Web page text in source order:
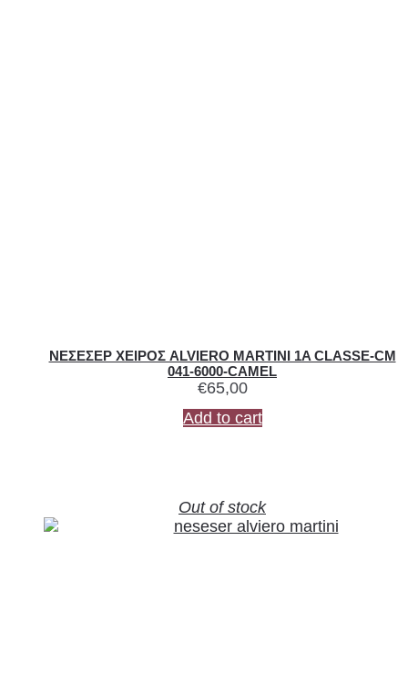
ΝΕΣΕΣΕΡ ΧΕΙΡΟΣ ALVIERO MARTINI 1A CLASSE-CM
041-6000-CAMEL
€65,00
Add to cart
Out of stock